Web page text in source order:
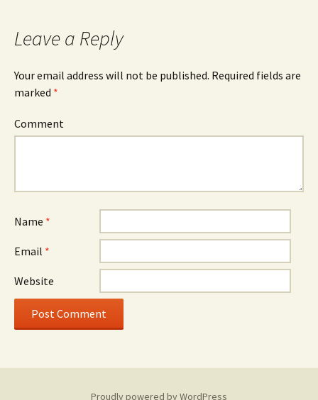
Leave a Reply
Your email address will not be published. Required fields are
marked *
Comment
Name *
Email *
Website
Proudly powered by WordPress